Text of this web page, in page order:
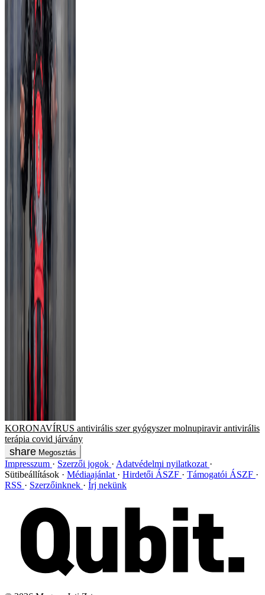
KORONAVÍRUS antivirális szer gyógyszer molnupiravir antivirális
terápia covid járvány
Megosztás
Impresszum Szerzői jogok
Adatvédelmi nyilatkozat
Sütibeállítások
Médiaajánlat Hirdetői ÁSZF
Támogatói ÁSZF
RSS
Szerzőinknek Írj nekünk